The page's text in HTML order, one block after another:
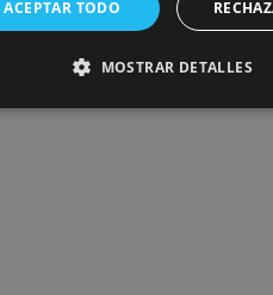
ACEPTAR TODO
MOSTRAR DETALLES